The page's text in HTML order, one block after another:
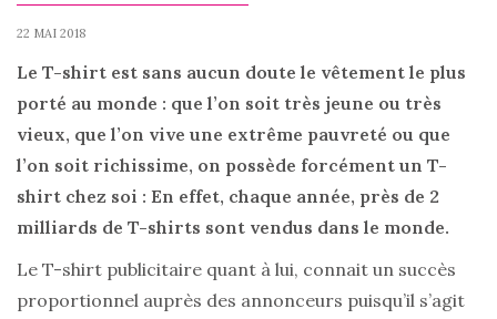
22 MAI 2018
Le T-shirt est sans aucun doute le vêtement le plus
porté au monde : que l’on soit très jeune ou très
vieux, que l’on vive une extrême pauvreté ou que
l’on soit richissime, on possède forcément un T-
shirt chez soi : En effet, chaque année, près de 2
milliards de T-shirts sont vendus dans le monde.
Le T-shirt publicitaire quant à lui, connait un succès
proportionnel auprès des annonceurs puisqu’il s’agit